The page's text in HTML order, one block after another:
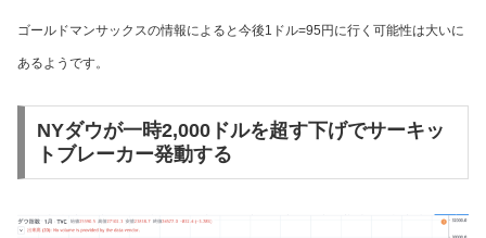
ゴールドマンサックスの情報によると今後1ドル=95円に行く可能性は大いに
あるようです。
NYダウが一時2,000ドルを超す下げでサーキッ
トブレーカー発動する